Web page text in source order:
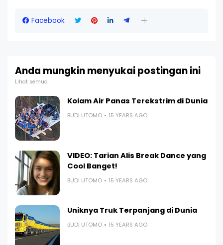
Facebook
Anda mungkin menyukai postingan ini
Lihat semua
Kolam Air Panas Terekstrim di Dunia
BUDI UTOMO 15 YEARS AGO
VIDEO: Tarian Alis Break Dance yang
Cool Banget!
BUDI UTOMO 15 YEARS AGO
Uniknya Truk Terpanjang di Dunia
BUDI UTOMO 15 YEARS AGO